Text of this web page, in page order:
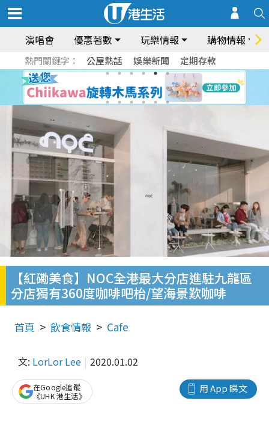
演唱會 優惠著數 玩樂情報 購物情報
熱門關鍵字： 公屋熱話 娛樂新聞 定期存款
【紅磡美食】NOC全港最大分店進駐九龍區
分店獨有360度咖啡吧枱/望海景歎咖啡
首頁 飲食情報 Cafe
文: LorLor Lee 2020.01.02
用 App 睇文
在Google追蹤
《UHK 港生活》